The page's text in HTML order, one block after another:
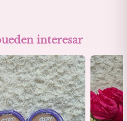
interesar